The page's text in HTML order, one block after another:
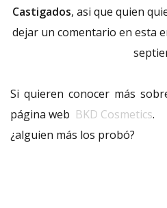
Castigados, asi que quien
dejar un comentario en esta
Si quieren conocer más
página web BKD Cosmetics.
¿alguien más los probó?